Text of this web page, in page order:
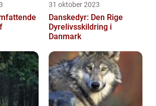
31 oktober 2023
Danskedyr: Den Rige
Dyrelivsskildring i
Danmark